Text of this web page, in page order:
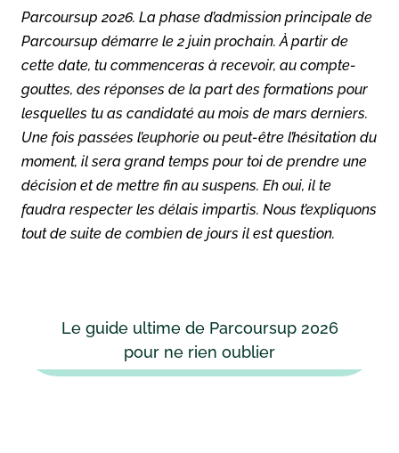
Parcoursup 2026. La phase d’admission principale de
Parcoursup démarre le 2 juin prochain. À partir de
cette date, tu commenceras à recevoir, au compte-
gouttes, des réponses de la part des formations pour
lesquelles tu as candidaté au mois de mars derniers.
Une fois passées l’euphorie ou peut-être l’hésitation du
moment, il sera grand temps pour toi de prendre une
décision et de mettre fin au suspens. Eh oui, il te
faudra respecter les délais impartis. Nous t’expliquons
tout de suite de combien de jours il est question.
Le guide ultime de Parcoursup 2026
pour ne rien oublier